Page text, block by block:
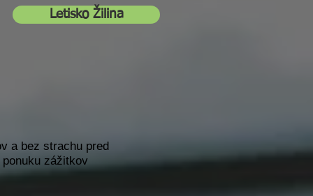
Letisko Žilina
a bez strachu pred
ponuku zážitkov